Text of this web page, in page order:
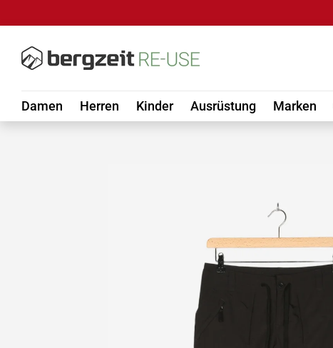
Damen Herren Kinder Ausrüstung Marken